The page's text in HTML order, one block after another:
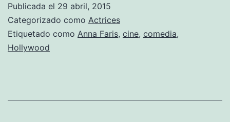
Publicada el 29 abril, 2015
Categorizado como Actrices
Etiquetado como Anna Faris, cine, comedia,
Hollywood